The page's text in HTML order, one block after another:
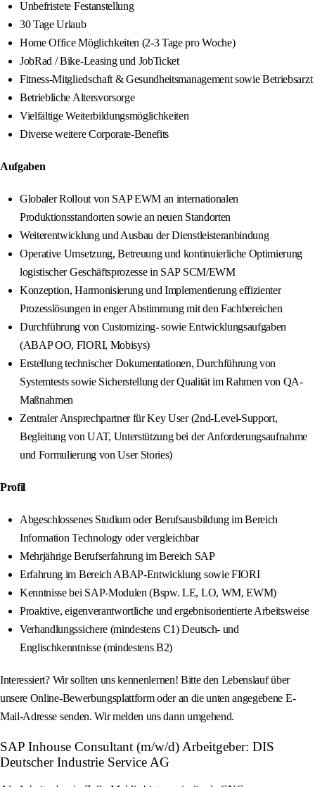
Unbefristete Festanstellung
30 Tage Urlaub
Home Office Möglichkeiten (2-3 Tage pro Woche)
JobRad / Bike-Leasing und JobTicket
Fitness-Mitgliedschaft & Gesundheitsmanagement sowie Betriebsarzt
Betriebliche Altersvorsorge
Vielfältige Weiterbildungsmöglichkeiten
Diverse weitere Corporate-Benefits
Aufgaben
Globaler Rollout von SAP EWM an internationalen
Produktionsstandorten sowie an neuen Standorten
Weiterentwicklung und Ausbau der Dienstleisteranbindung
Operative Umsetzung, Betreuung und kontinuierliche Optimierung
logistischer Geschäftsprozesse in SAP SCM/EWM
Konzeption, Harmonisierung und Implementierung effizienter
Prozesslösungen in enger Abstimmung mit den Fachbereichen
Durchführung von Customizing- sowie Entwicklungsaufgaben
(ABAP OO, FIORI, Mobisys)
Erstellung technischer Dokumentationen, Durchführung von
Systemtests sowie Sicherstellung der Qualität im Rahmen von QA-
Maßnahmen
Zentraler Ansprechpartner für Key User (2nd-Level-Support,
Begleitung von UAT, Unterstützung bei der Anforderungsaufnahme
und Formulierung von User Stories)
Profil
Abgeschlossenes Studium oder Berufsausbildung im Bereich
Information Technology oder vergleichbar
Mehrjährige Berufserfahrung im Bereich SAP
Erfahrung im Bereich ABAP-Entwicklung sowie FIORI
Kenntnisse bei SAP-Modulen (Bspw. LE, LO, WM, EWM)
Proaktive, eigenverantwortliche und ergebnisorientierte Arbeitsweise
Verhandlungssichere (mindestens C1) Deutsch- und
Englischkenntnisse (mindestens B2)
Interessiert? Wir sollten uns kennenlernen! Bitte den Lebenslauf über
unsere Online-Bewerbungsplattform oder an die unten angegebene E-
Mail-Adresse senden. Wir melden uns dann umgehend.
SAP Inhouse Consultant (m/w/d) Arbeitgeber: DIS
Deutscher Industrie Service AG